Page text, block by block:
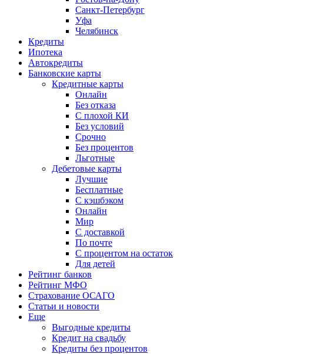
Санкт-Петербург
Уфа
Челябинск
Кредиты
Ипотека
Автокредиты
Банковские карты
Кредитные карты
Онлайн
Без отказа
С плохой КИ
Без условий
Срочно
Без процентов
Льготные
Дебетовые карты
Лучшие
Бесплатные
С кэшбэком
Онлайн
Мир
С доставкой
По почте
С процентом на остаток
Для детей
Рейтинг банков
Рейтинг МФО
Страхование ОСАГО
Статьи и новости
Еще
Выгодные кредиты
Кредит на свадьбу
Кредиты без процентов